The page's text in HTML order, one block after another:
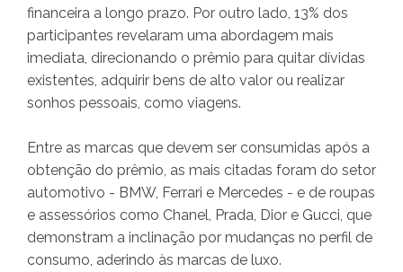
financeira a longo prazo. Por outro lado, 13% dos
participantes revelaram uma abordagem mais
imediata, direcionando o prêmio para quitar dívidas
existentes, adquirir bens de alto valor ou realizar
sonhos pessoais, como viagens.
Entre as marcas que devem ser consumidas após a
obtenção do prêmio, as mais citadas foram do setor
automotivo - BMW, Ferrari e Mercedes - e de roupas
e assessórios como Chanel, Prada, Dior e Gucci, que
demonstram a inclinação por mudanças no perfil de
consumo, aderindo às marcas de luxo.